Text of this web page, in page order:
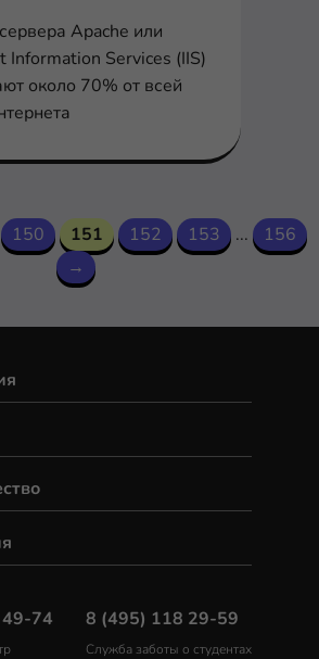
Apache или
Information Services (IIS)
около 70% от всей
150 151 152 153 ...
156
→
74 8 (495) 118 29-59
Служба заботы о студентах